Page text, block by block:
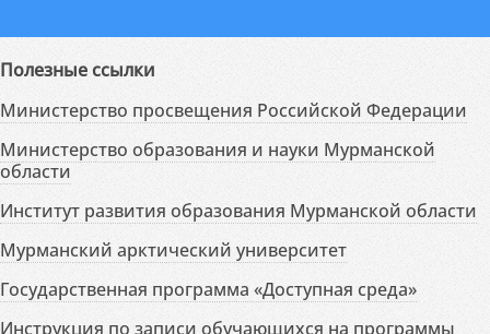
Полезные ссылки
Министерство просвещения Российской Федерации
Министерство образования и науки Мурманской
области
Институт развития образования Мурманской области
Мурманский арктический университет
Государственная программа «Доступная среда»
Инструкция по записи обучающихся на программы